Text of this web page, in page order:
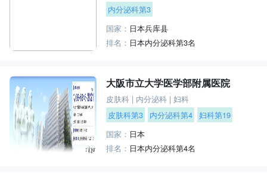
内分泌科第3
国家： 日本兵库县
排名： 日本内分泌科第3名
大阪市立大学医学部附属医院
皮肤科 | 内分泌科 |妇科
皮肤科第3
内分泌科第4 妇科第19
国家： 日本
排名： 日本内分泌科第4名